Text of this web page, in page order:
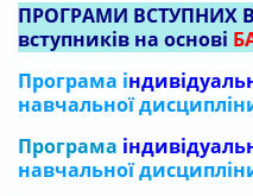
ПРОГРАМИ ВСТУПНИХ
вступників на основі
Програма і
навчальної
Програма
навчальної